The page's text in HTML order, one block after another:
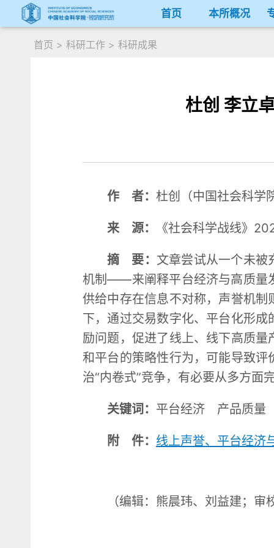
首页 本所概况
首页 > 科研工作 > 科研成果
杜创 李立
作 者： 杜创（中国社会科学
来 源： 《社会科学战线》
摘 要： 文章尝试从一个未
机制——来阐释平台经济与高质量
供给中存在信息不对称，声誉机
下，通过交易数字化、平台化形
励问题，促进了线上、线下高质
和平台的策略性行为，可能导致
治“内卷式”竞争，有必要从多方面
关键词： 平台经济 产品质
附 件： 线上声誉、平台经济
（编辑：熊晨玮、刘益建；审